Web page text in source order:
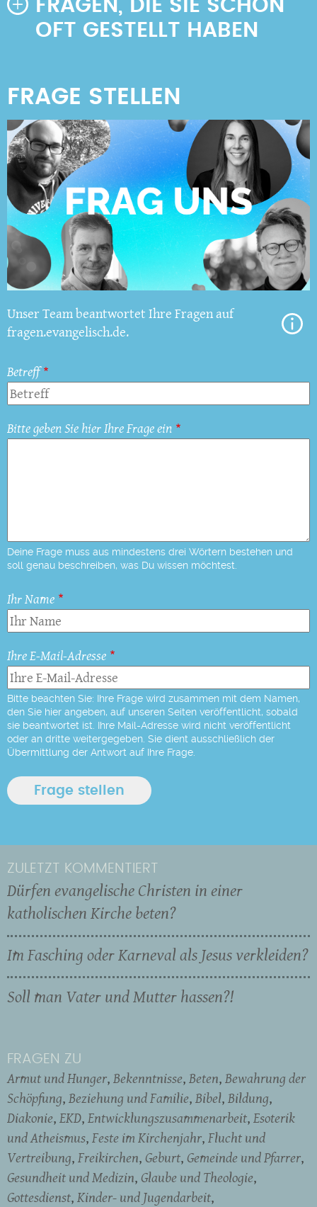
FRAGEN, DIE SIE SCHON
OFT GESTELLT HABEN
Unser Team beantwortet Ihre Fragen auf
fragen.evangelisch.de.
Betreff
Bitte geben Sie hier Ihre Frage ein
Deine Frage muss aus mindestens drei Wörtern bestehen und
soll genau beschreiben, was Du wissen möchtest.
Ihr Name
Ihre E-Mail-Adresse
Bitte beachten Sie: Ihre Frage wird zusammen mit dem Namen,
den Sie hier angeben, auf unseren Seiten veröffentlicht, sobald
sie beantwortet ist. Ihre Mail-Adresse wird nicht veröffentlicht
oder an dritte weitergegeben. Sie dient ausschließlich der
Übermittlung der Antwort auf Ihre Frage.
ZULETZT KOMMENTIERT
Dürfen evangelische Christen in einer
katholischen Kirche beten?
Im Fasching oder Karneval als Jesus verkleiden?
Soll man Vater und Mutter hassen?!
FRAGEN ZU
Armut und Hunger Bekenntnisse Beten Bewahrung der
Schöpfung Beziehung und Familie Bibel Bildung
Diakonie EKD Entwicklungszusammenarbeit Esoterik
und Atheismus Feste im Kirchenjahr Flucht und
Vertreibung Freikirchen Geburt Gemeinde und Pfarrer
Gesundheit und Medizin Glaube und Theologie
Gottesdienst Kinder- und Jugendarbeit